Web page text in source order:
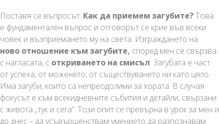
Поставя се въпросът: Как да приемем загубите?Това
е фундаментален въпрос и отговорът се крие във всеки
човек и възприемането му на света. Изграждането на
ново отношение към загубите, според мен се свързва
с нагласата, с откриването на смисъл. Загубата е част
от успеха, от моженето, от съществуването ни като цяло.
Има загуби, които са непреодолими за хората. В случая
фокусът е към всекидневните събития и детайли, свързани
с живота „тук и сега“. Този опит се превърна в урок за мен и
до днес – да усъвършенствам умението да разпознавам